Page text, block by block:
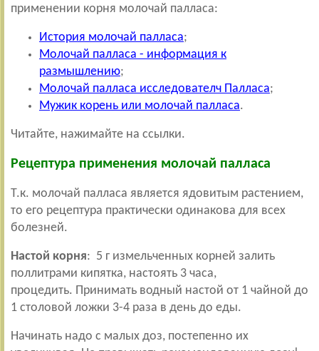
применении корня молочай палласа:
История молочай палласа;
Молочай палласа - информация к
размышлению;
Молочай палласа исследователч Палласа;
Мужик корень или молочай палласа.
Читайте, нажимайте на ссылки.
Рецептура применения молочай палласа
Т.к. молочай палласа является ядовитым растением,
то его рецептура практически одинакова для всех
болезней.
Настой корня: 5 г измельченных корней залить
поллитрами кипятка, настоять 3 часа,
процедить. Принимать водный настой от 1 чайной до
1 столовой ложки 3-4 раза в день до еды.
Начинать надо с малых доз, постепенно их